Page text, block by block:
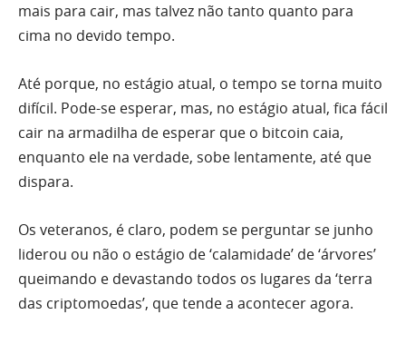
mais para cair, mas talvez não tanto quanto para
cima no devido tempo.
Até porque, no estágio atual, o tempo se torna muito
difícil. Pode-se esperar, mas, no estágio atual, fica fácil
cair na armadilha de esperar que o bitcoin caia,
enquanto ele na verdade, sobe lentamente, até que
dispara.
Os veteranos, é claro, podem se perguntar se junho
liderou ou não o estágio de ‘calamidade’ de ‘árvores’
queimando e devastando todos os lugares da ‘terra
das criptomoedas’, que tende a acontecer agora.